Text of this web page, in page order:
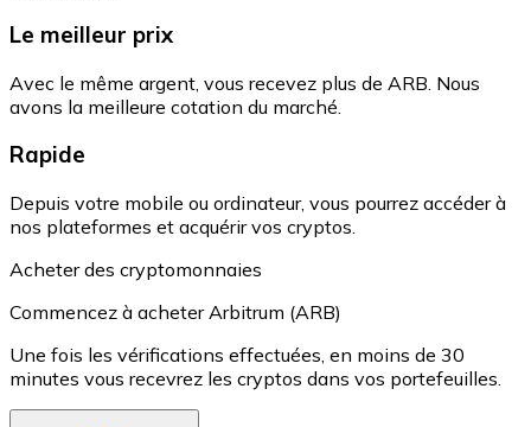
Le meilleur prix
Avec le même argent, vous recevez plus de ARB. Nous
avons la meilleure cotation du marché.
Rapide
Depuis votre mobile ou ordinateur, vous pourrez accéder à
nos plateformes et acquérir vos cryptos.
Acheter des cryptomonnaies
Commencez à acheter Arbitrum (ARB)
Une fois les vérifications effectuées, en moins de 30
minutes vous recevrez les cryptos dans vos portefeuilles.